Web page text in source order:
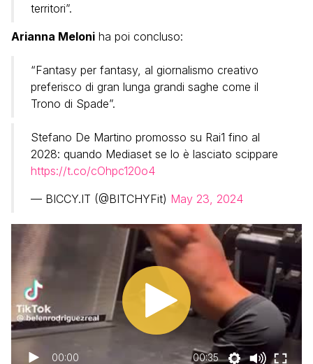
territori”.
Arianna Meloni ha poi concluso:
“Fantasy per fantasy, al giornalismo creativo
preferisco di gran lunga grandi saghe come il
Trono di Spade”.
Stefano De Martino promosso su Rai1 fino al
2028: quando Mediaset se lo è lasciato scippare
https://t.co/cOhpc120o4
— BICCY.IT (@BITCHYFit) May 23, 2024
00:00 00:35